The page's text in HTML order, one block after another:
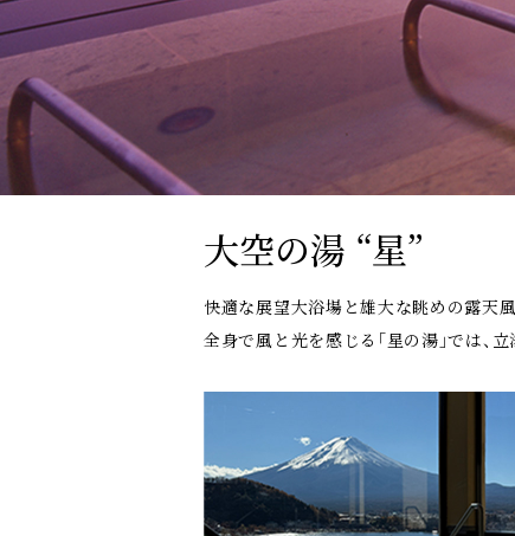
大空の湯 “星”
快適な展望大浴場と雄大な眺めの露天風
全身で風と光を感じる｢星の湯｣では、